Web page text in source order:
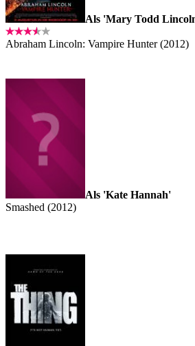
Als 'Mary Todd
Abraham Lincoln: Vampire Hunter (2012)
Als 'Kate Hannah'
Smashed (2012)